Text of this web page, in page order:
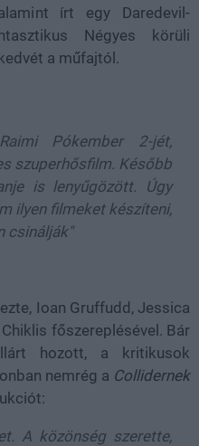
írt egy Daredevil-
Négyes körüli
a műfajtól.
Pókember 2-jét,
szuperhősfilm. Később
is lenyűgözött. Úgy
ilyen filmeket készíteni,
csinálják"
Ioan Gruffudd, Jessica
főszereplésével. Bár
hozott, a kritikusok
nemrég a Collidernek
A közönség szerette,